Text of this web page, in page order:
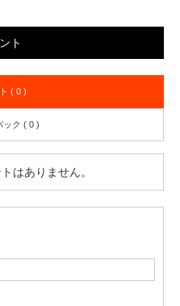
ト
( 0 )
ック ( 0 )
はありません。